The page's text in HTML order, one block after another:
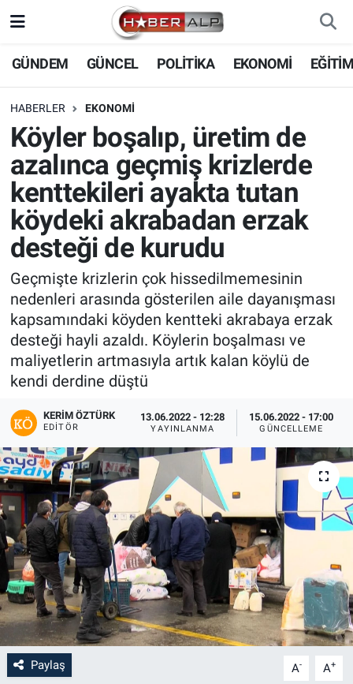
GÜNDEM GÜNCEL POLİTİKA EKONOMİ
HABERLER EKONOMİ
Köyler boşalıp, üretim de
azalınca geçmiş krizlerde
kenttekileri ayakta tutan
köydeki akrabadan erzak
desteği de kurudu
Geçmişte krizlerin çok hissedilmemesinin
nedenleri arasında gösterilen aile dayanışması
kapsamındaki köyden kentteki akrabaya erzak
desteği hayli azaldı. Köylerin boşalması ve
maliyetlerin artmasıyla artık kalan köylü de
kendi derdine düştü
KERIM ÖZTÜRK
EDITÖR
13.06.2022 - 12:28
YAYINLANMA
15.06.2022 - 17:00
GÜNCELLEME
Paylaş A- A+
Nöbetçi Eczaneler
Hava Durumu
Trafik Durumu
Süper Lig Puan Durumu ve Fikstür
Tüm Manşetler
Son Dakika Haberleri
Haber Arşivi